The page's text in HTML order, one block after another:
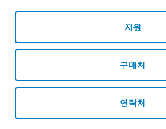
지원
구매처
연락처